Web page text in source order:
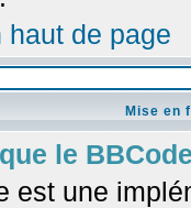
haut de page
Mise en
le
est une